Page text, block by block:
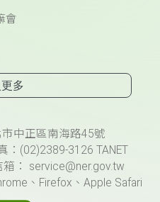
會
多
中正區南海路45號
(02)2389-3126 TANET
： service@ner.gov.tw
、Firefox、Apple Safari